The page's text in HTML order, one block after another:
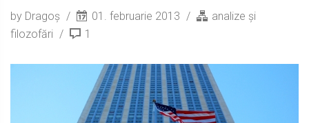
by Dragoș 01. februarie 2013
analize și
filozofări
1